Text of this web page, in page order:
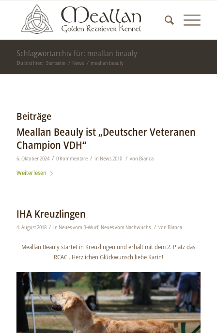
Schlagwortarchiv für: meallan beauly
Du bist hier: Startseite / News / meallan beauly
Beiträge
Meallan Beauly ist „Deutscher Veteranen
Champion VDH“
6. Oktober 2024 / 0 Kommentare / in News 2010 / von Bianca
Weiterlesen
IHA Kreuzlingen
4. August 2018 / in Neues vom B-Wurf, Neues vom Nachwuchs / von Bianca
Meallan Beauly startet in Kreuzlingen und erhält mit dem 2. Platz das
RCAC . Herzlichen Glückwunsch liebe Karin!